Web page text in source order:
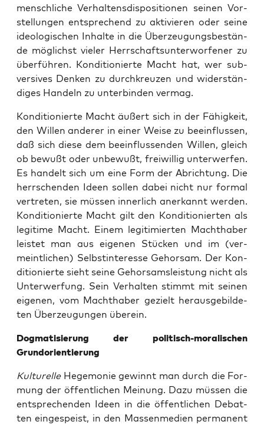
mensch­li­che Ver­hal­tens­dis­po­si­tio­nen sei­nen Vor­
stel­lun­gen ent­spre­chend zu akti­vie­ren oder sei­ne
ideo­lo­gi­schen Inhal­te in die Über­zeu­gungs­be­stän­
de mög­lichst vie­ler Herr­schafts­un­ter­wor­fe­ner zu
über­füh­ren. Kon­di­tio­nier­te Macht hat, wer sub­
ver­si­ves Den­ken zu durch­kreu­zen und wider­stän­
di­ges Han­deln zu unter­bin­den vermag.
Kon­di­tio­nier­te Macht äußert sich in der Fähig­keit,
den Wil­len ande­rer in einer Wei­se zu beein­flus­sen,
daß sich die­se dem beein­flus­sen­den Wil­len, gleich
ob bewußt oder unbe­wußt, frei­wil­lig unter­wer­fen.
Es han­delt sich um eine Form der Abrich­tung. Die
herr­schen­den Ideen sol­len dabei nicht nur for­mal
ver­tre­ten, sie müs­sen inner­lich aner­kannt wer­den.
Kon­di­tio­nier­te Macht gilt den Kon­di­tio­nier­ten als
legi­ti­me Macht. Einem legi­ti­mier­ten Macht­ha­ber
leis­tet man aus eige­nen Stü­cken und im (ver­
meint­li­chen) Selbst­in­ter­es­se Gehor­sam. Der Kon­
di­tio­nier­te sieht sei­ne Gehor­sams­leis­tung nicht als
Unter­wer­fung. Sein Ver­hal­ten stimmt mit sei­nen
eige­nen, vom Macht­ha­ber gezielt her­aus­ge­bil­de­
ten Über­zeu­gun­gen überein.
Dog­ma­ti­sie­rung der poli­tisch-mora­li­schen
Grundorientierung
Kul­tu­rel­leHege­mo­nie gewinnt man durch die For­
mung der öffent­li­chen Mei­nung. Dazu müs­sen die
ent­spre­chen­den Ideen in die öffent­li­chen Debat­
ten ein­ge­speist, in den Mas­sen­me­di­en per­ma­nent